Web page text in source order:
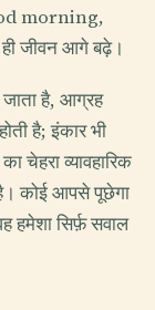
morning,
जीवन आगे बढ़े।
जाता है, आग्रह
है; इंकार भी
चेहरा व्यावहारिक
कोई आपसे पूछेगा
हमेशा सिर्फ़ सवाल